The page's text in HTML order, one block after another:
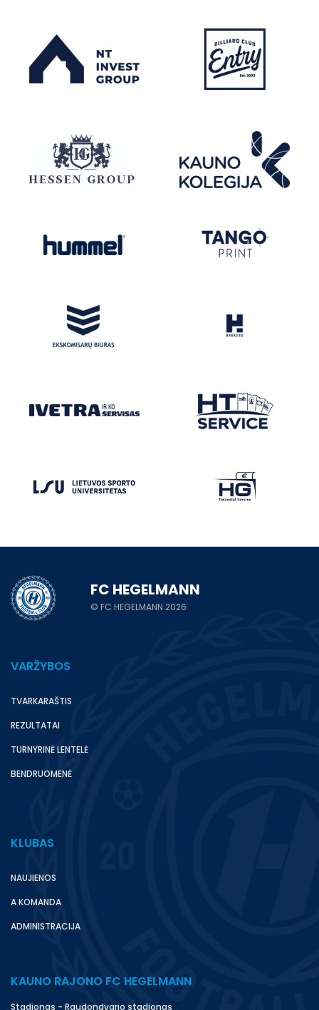
FC HEGELMANN
© FC HEGELMANN 2026
VARŽYBOS
TVARKARAŠTIS
REZULTATAI
TURNYRINĖ LENTELĖ
BENDRUOMENĖ
KLUBAS
NAUJIENOS
A KOMANDA
ADMINISTRACIJA
KAUNO RAJONO FC HEGELMANN
Stadionas - Raudondvario stadionas